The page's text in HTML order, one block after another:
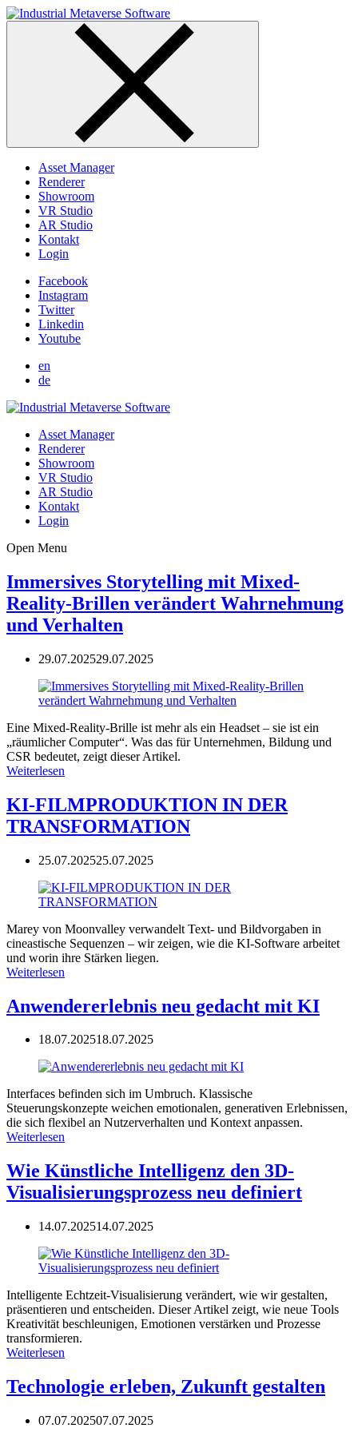
Skip
to
Asset Manager
Renderer
Showroom
VR Studio
AR Studio
Kontakt
Login
Facebook
Instagram
Twitter
Linkedin
Youtube
en
de
Asset Manager
Renderer
Showroom
VR Studio
AR Studio
Kontakt
Login
Open Menu
Immersives Storytelling mit Mixed-
Reality-Brillen verändert Wahrnehmung
und Verhalten
29.07.202529.07.2025
Eine Mixed-Reality-Brille ist mehr als ein Headset – sie ist ein
„räumlicher Computer“. Was das für Unternehmen, Bildung und
CSR bedeutet, zeigt dieser Artikel.
Weiterlesen
KI-FILMPRODUKTION IN DER
TRANSFORMATION
25.07.202525.07.2025
Marey von Moonvalley verwandelt Text- und Bildvorgaben in
cineastische Sequenzen – wir zeigen, wie die KI-Software arbeitet
und worin ihre Stärken liegen.
Weiterlesen
Anwendererlebnis neu gedacht mit KI
18.07.202518.07.2025
Interfaces befinden sich im Umbruch. Klassische
Steuerungskonzepte weichen emotionalen, generativen Erlebnissen,
die sich flexibel an Nutzerverhalten und Kontext anpassen.
Weiterlesen
Wie Künstliche Intelligenz den 3D-
Visualisierungsprozess neu definiert
14.07.202514.07.2025
Intelligente Echtzeit-Visualisierung verändert, wie wir gestalten,
präsentieren und entscheiden. Dieser Artikel zeigt, wie neue Tools
Kreativität beschleunigen, Emotionen verstärken und Prozesse
transformieren.
Weiterlesen
Technologie erleben, Zukunft gestalten
07.07.202507.07.2025